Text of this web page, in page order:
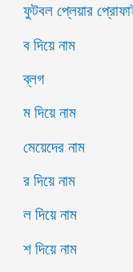
ফুটবল প্লেয়ার
ব দিয়ে নাম
ব্লগ
ম দিয়ে নাম
মেয়েদের নাম
র দিয়ে নাম
ল দিয়ে নাম
শ দিয়ে নাম